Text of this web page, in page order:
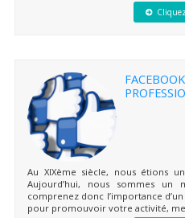
Au XIXème siècle, nous étions
Aujourd’hui, nous sommes un
comprenez donc l’importance
pour promouvoir votre activité,